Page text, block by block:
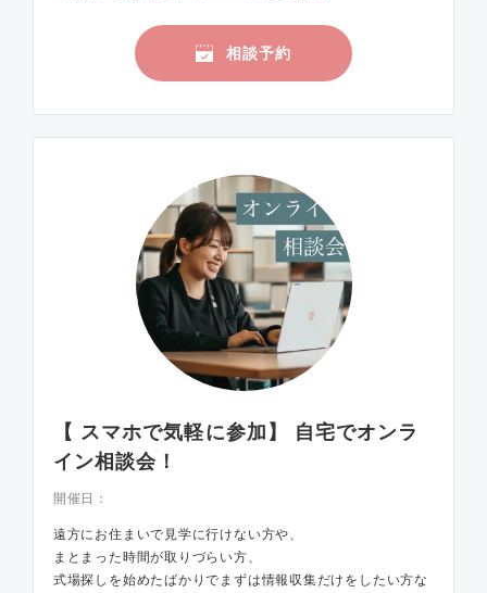
相談予約
【 スマホで気軽に参加】 自宅でオンラ
イン相談会！
開催日：
遠方にお住まいで見学に行けない方や、
まとまった時間が取りづらい方、
式場探しを始めたばかりでまずは情報収集だけをしたい方な